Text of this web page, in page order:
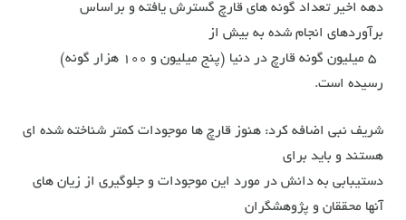
دهه اخیر تعداد گونه های قارچ گسترش یافته و براساس
برآوردهای انجام شده به بیش از
5 میلیون گونه قارچ در دنیا (پنج میلیون و ۱۰۰ هزار گونه)
رسیده است.
شریف نبی اضافه کرد: هنوز قارچ ها موجودات کمتر شناخته شده ای
هستند و باید برای
دستیبابی به دانش در مورد این موجودات و جلوگیری از زیان های
آنها محققان و پژوهشگران